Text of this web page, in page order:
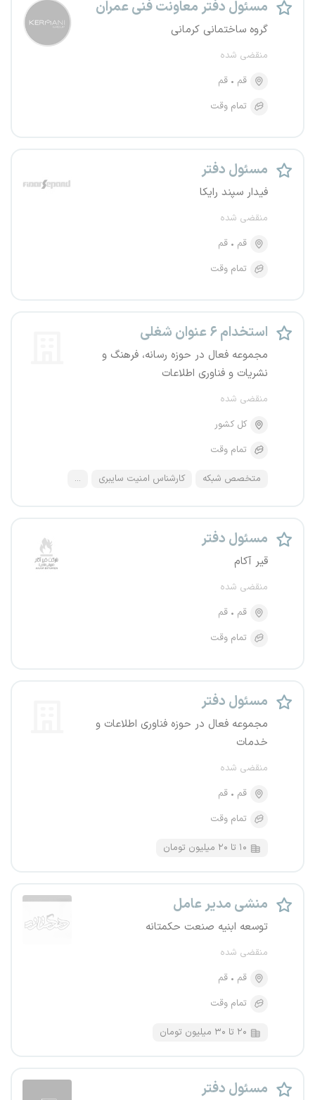
مسئول دفتر معاونت فنی عمران
گروه ساختمانی کرمانی
منقضی شده
قم
قم
تمام وقت
مسئول دفتر
فیدار سپند رایکا
منقضی شده
قم
قم
تمام وقت
استخدام ۶ عنوان شغلی
مجموعه فعال در حوزه رسانه، فرهنگ و
نشریات و فناوری اطلاعات
منقضی شده
کل کشور
تمام وقت
متخصص شبکه کارشناس امنیت سایبری ...
مسئول دفتر
قیر آکام
منقضی شده
قم
قم
تمام وقت
مسئول دفتر
مجموعه فعال در حوزه فناوری اطلاعات و
خدمات
منقضی شده
قم
قم
تمام وقت
۱۰ تا ۲۰ میلیون تومان
منشی مدیر عامل
توسعه ابنیه صنعت حکمتانه
منقضی شده
قم
قم
تمام وقت
۲۰ تا ۳۰ میلیون تومان
مسئول دفتر